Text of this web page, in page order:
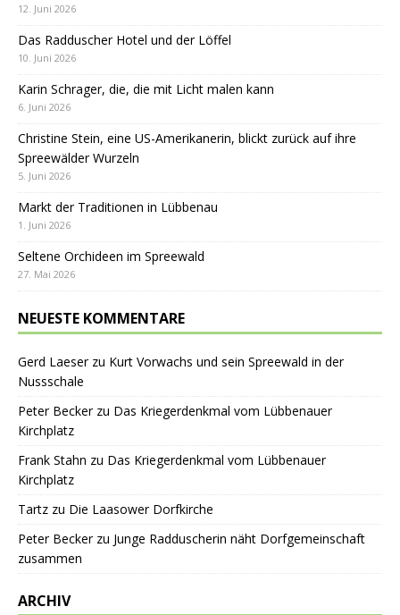
12. Juni 2026
Das Radduscher Hotel und der Löffel
10. Juni 2026
Karin Schrager, die, die mit Licht malen kann
6. Juni 2026
Christine Stein, eine US-Amerikanerin, blickt zurück auf ihre
Spreewälder Wurzeln
5. Juni 2026
Markt der Traditionen in Lübbenau
1. Juni 2026
Seltene Orchideen im Spreewald
27. Mai 2026
NEUESTE KOMMENTARE
Gerd Laeserzu Kurt Vorwachs und sein Spreewald in der
Nussschale
Peter Beckerzu Das Kriegerdenkmal vom Lübbenauer
Kirchplatz
Frank Stahn zu Das Kriegerdenkmal vom Lübbenauer
Kirchplatz
Tartz zu Die Laasower Dorfkirche
Peter Beckerzu Junge Radduscherin näht Dorfgemeinschaft
zusammen
ARCHIV